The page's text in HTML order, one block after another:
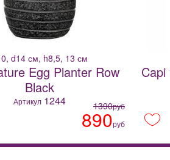
d14 см, h8,5, 13 см
Egg Planter Row
Black
Артикул 1244 1390руб
890руб